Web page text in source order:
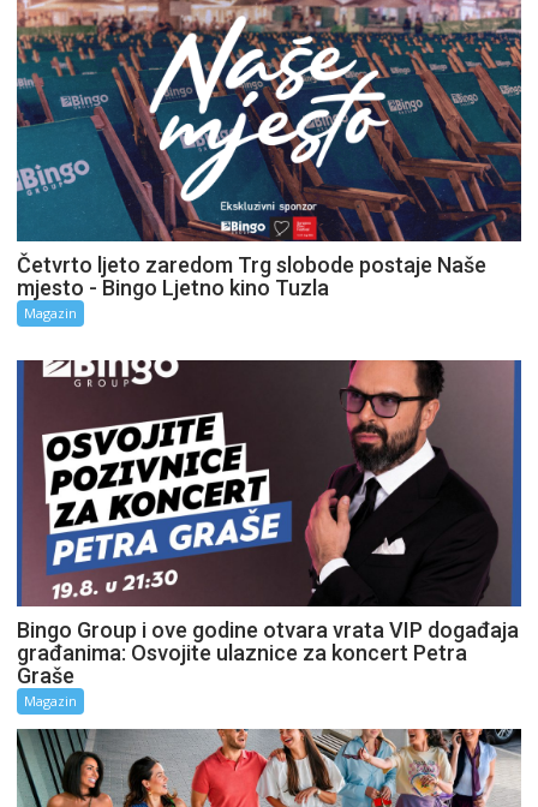
Četvrto ljeto zaredom Trg slobode postaje Naše
mjesto - Bingo Ljetno kino Tuzla
Magazin
Bingo Group i ove godine otvara vrata VIP događaja
građanima: Osvojite ulaznice za koncert Petra
Graše
Magazin